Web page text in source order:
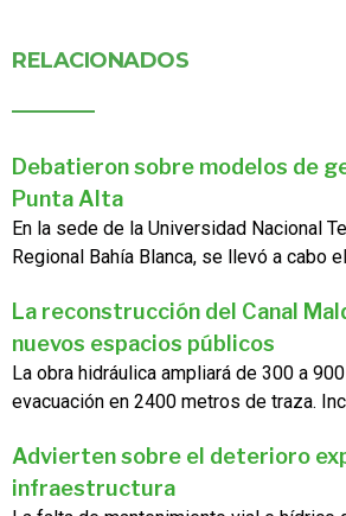
RELACIONADOS
Debatieron sobre modelos de
Punta Alta
En la sede de la Universidad Nacional
Regional Bahía Blanca, se llevó a cabo
La reconstrucción del Canal
nuevos espacios públicos
La obra hidráulica ampliará de 300 a
evacuación en 2400 metros de traza.
Advierten sobre el deterioro
infraestructura